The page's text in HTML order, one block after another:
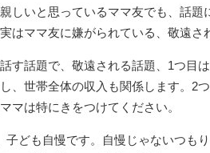
しいと思っているママ友でも、話
はママ友に嫌がられている、敬遠さ
す話題で、敬遠される話題、1つ目
、世帯全体の収入も関係します。2
マは特にきをつけてください。
子ども自慢です。自慢じゃないつも